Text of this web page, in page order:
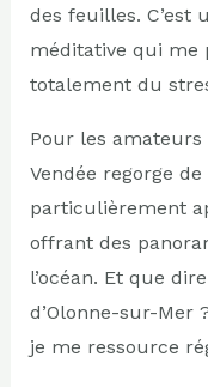
des feuilles. C’est
méditative qui me
totalement du
Pour les
Vendée regorge
particulièrement
offrant des
l’océan. Et que
d’Olonne-sur-Mer
je me ressource